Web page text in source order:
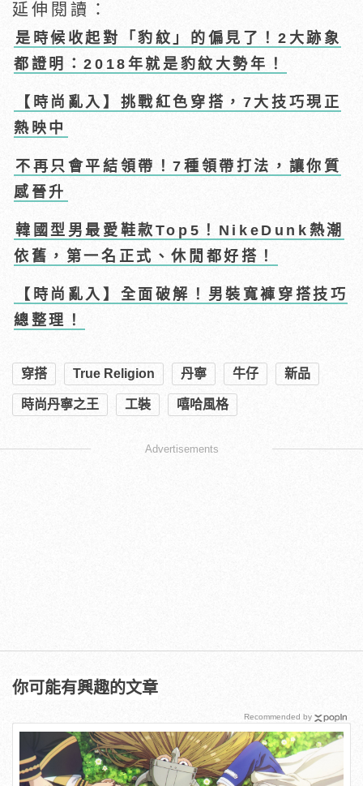
延伸閱讀：
是時候收起對「豹紋」的偏見了！2大跡象
都證明：2018年就是豹紋大勢年！
【時尚亂入】挑戰紅色穿搭，7大技巧現正
熱映中
不再只會平結領帶！7種領帶打法，讓你質
感晉升
韓國型男最愛鞋款Top5！NikeDunk熱潮
依舊，第一名正式、休閒都好搭！
【時尚亂入】全面破解！男裝寬褲穿搭技巧
總整理！
穿搭 True Religion 丹寧 牛仔 新品
時尚丹寧之王 工裝 嘻哈風格
Advertisements
你可能有興趣的文章
Recommended by